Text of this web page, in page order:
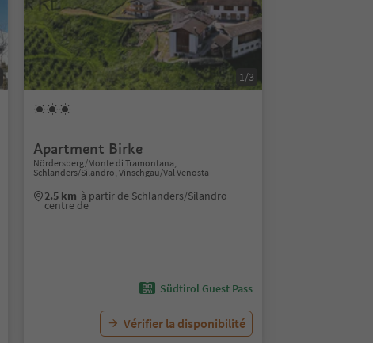
1/3
Apartment Birke
Nördersberg/Monte di Tramontana,
Schlanders/Silandro, Vinschgau/Val Venosta
2.5 km à partir de Schlanders/Silandro
centre de
Südtirol Guest Pass
Vérifier la disponibilité